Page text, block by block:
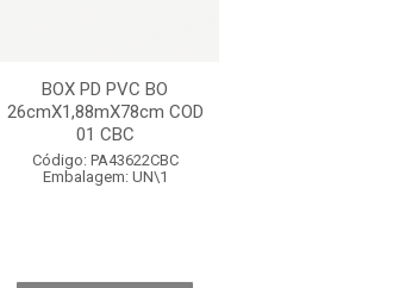
BOX PD PVC BO
26cmX1,88mX78cm COD
01 CBC
Código: PA43622CBC
Embalagem: UN\1